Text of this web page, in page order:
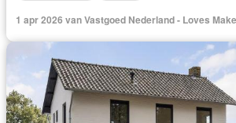
1 apr 2026 van Vastgoed Nederland - Loves